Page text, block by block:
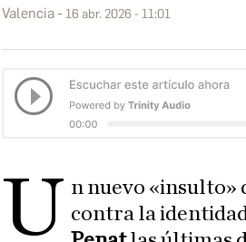
Valencia 16 abr. 2026 - 11:01
U n nuevo «insulto»
contra la